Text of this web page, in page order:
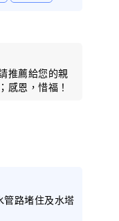
推薦給您的親
感恩，惜福！
管路堵住及水塔